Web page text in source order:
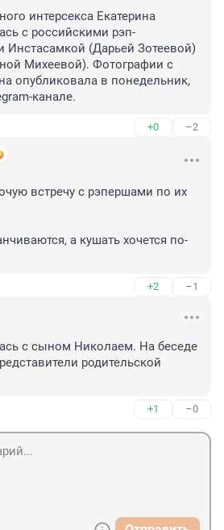
интерсекса Екатерина
с российскими рэп-
Инстасамкой (Дарьей Зотеевой)
Михеевой). Фотографии с
опубликовала в понедельник,
канале.
+0 –2
встречу с рэпершами по их
а кушать хочется по-
+2 –1
с сыном Николаем. На беседе
родительской
+1 –0